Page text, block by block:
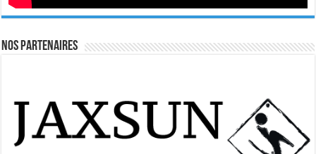
Nos Partenaires